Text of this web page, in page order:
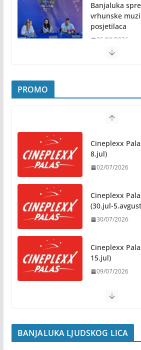
Banjaluka
vrhunske
posjetilaca
05/08/2026
04/08/2026
Zašto hiljade ljudi istovremeno
Nauka iza festivalske energije
04/08/2026
Besplatni
godine
07/08/2026
Tradicija i
Kočićevim
07/08/2026
PROMO
Cineplexx
8.jul)
02/07/2026
Cineplexx
(30.jul-
30/07/2026
Cineplexx
15.jul)
09/07/2026
BANJALUKA LJUDSKOG LICA